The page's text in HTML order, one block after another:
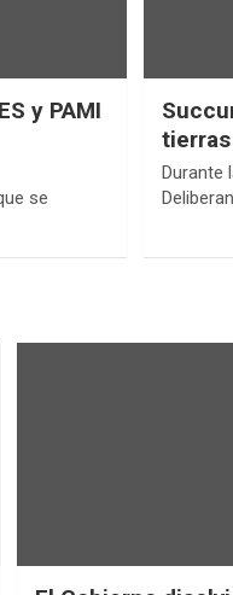
y PAMI
se
Durante